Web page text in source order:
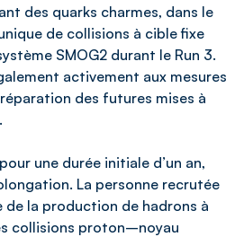
des quarks charmes, dans le
de collisions à cible fixe
SMOG2 durant le Run 3.
activement aux mesures
des futures mises à
une durée initiale d’un an,
La personne recrutée
de la production de hadrons à
collisions proton–noyau